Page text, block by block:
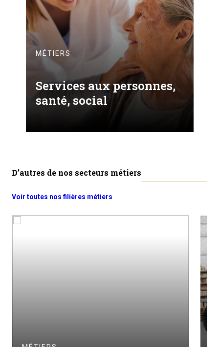
MÉTIERS
Services aux personnes,
santé, social
D’autres de nos secteurs métiers
Voir toutes nos filières métiers